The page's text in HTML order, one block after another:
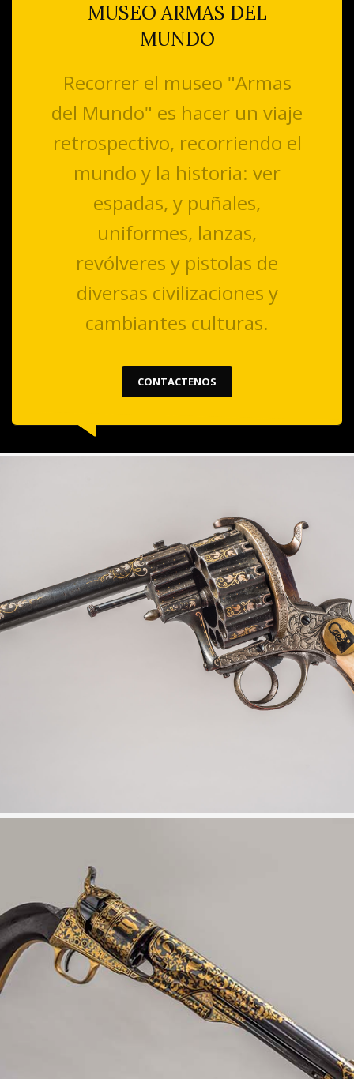
MUSEO ARMAS DEL
MUNDO
Recorrer el museo "Armas
del Mundo" es hacer un viaje
retrospectivo, recorriendo el
mundo y la historia: ver
espadas, y puñales,
uniformes, lanzas,
revólveres y pistolas de
diversas civilizaciones y
cambiantes culturas.
CONTACTENOS